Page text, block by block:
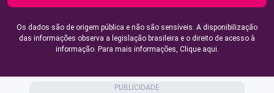
Os dados são de origem pública e não são sensíveis. A disponibilização
das informações observa a legislação brasileira e o direito de acesso à
informação. Para mais informações, Clique aqui.